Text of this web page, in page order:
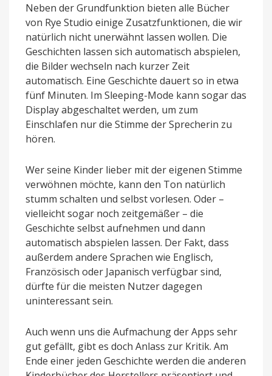
Neben der Grundfunktion bieten alle Bücher
von Rye Studio einige Zusatzfunktionen, die wir
natürlich nicht unerwähnt lassen wollen. Die
Geschichten lassen sich automatisch abspielen,
die Bilder wechseln nach kurzer Zeit
automatisch. Eine Geschichte dauert so in etwa
fünf Minuten. Im Sleeping-Mode kann sogar das
Display abgeschaltet werden, um zum
Einschlafen nur die Stimme der Sprecherin zu
hören.
Wer seine Kinder lieber mit der eigenen Stimme
verwöhnen möchte, kann den Ton natürlich
stumm schalten und selbst vorlesen. Oder –
vielleicht sogar noch zeitgemäßer – die
Geschichte selbst aufnehmen und dann
automatisch abspielen lassen. Der Fakt, dass
außerdem andere Sprachen wie Englisch,
Französisch oder Japanisch verfügbar sind,
dürfte für die meisten Nutzer dagegen
uninteressant sein.
Auch wenn uns die Aufmachung der Apps sehr
gut gefällt, gibt es doch Anlass zur Kritik. Am
Ende einer jeden Geschichte werden die anderen